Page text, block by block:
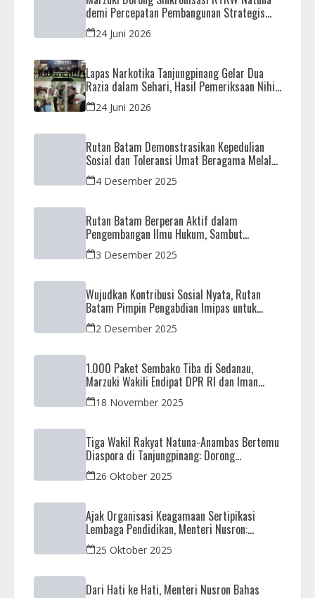
demi Percepatan Pembangunan Strategis
Daerah24 Juni 2026
Lapas Narkotika Tanjungpinang Gelar Dua
Razia dalam Sehari, Hasil Pemeriksaan Nihil
Barang Terlarang
24 Juni 2026
Rutan Batam Demonstrasikan Kepedulian
Sosial dan Toleransi Umat Beragama Melalui
Doa Bersama Korban Bencana
4 Desember 2025
Rutan Batam Berperan Aktif dalam
Pengembangan Ilmu Hukum, Sambut
Kunjungan Observasi Mahasiswa UIB
3 Desember 2025
Wujudkan Kontribusi Sosial Nyata, Rutan
Batam Pimpin Pengabdian Imipas untuk
Negeri di Masjid Syahrom Ba’dawi
2 Desember 2025
1.000 Paket Sembako Tiba di Sedanau,
Marzuki Wakili Endipat DPR RI dan Iman
Sutiawan Kawal Reses di Natuna
18 November 2025
Tiga Wakil Rakyat Natuna-Anambas Bertemu
Diaspora di Tanjungpinang: Dorong
Pemekaran Provinsi dan Jamin Pemerataan
Pembangunan
26 Oktober 2025
Ajak Organisasi Keagamaan Sertipikasi
Lembaga Pendidikan, Menteri Nusron:
Sebagai Early Warning System
25 Oktober 2025
Dari Hati ke Hati, Menteri Nusron Bahas